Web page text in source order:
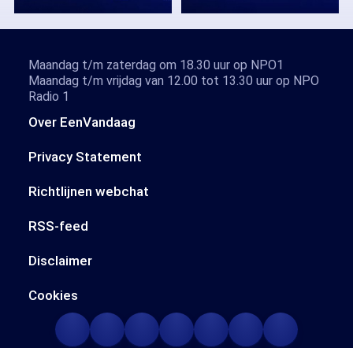
Over EenVandaag
Privacy Statement
Richtlijnen webchat
RSS-feed
Disclaimer
Cookies
Maandag t/m zaterdag om 18.30 uur op NPO1
Maandag t/m vrijdag van 12.00 tot 13.30 uur op NPO
Radio 1